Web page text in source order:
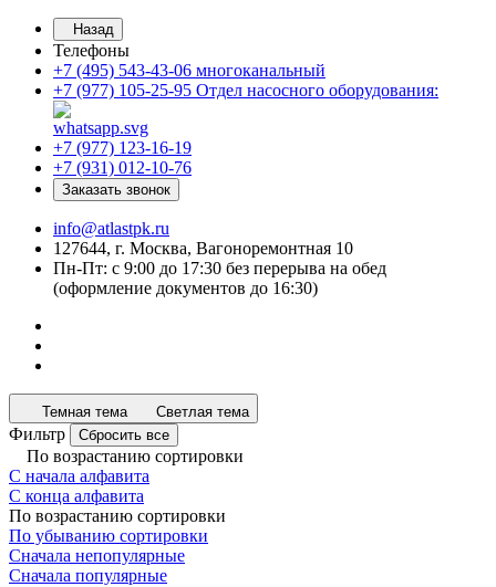
Назад
Телефоны
+7 (495) 543-43-06 многоканальный
+7 (977) 105-25-95 Отдел насосного оборудования:
+7 (977) 123-16-19
+7 (931) 012-10-76
Заказать звонок
info@atlastpk.ru
127644, г. Москва, Вагоноремонтная 10
Пн-Пт: с 9:00 до 17:30 без перерыва на обед
(оформление документов до 16:30)
Темная тема Светлая тема
Фильтр Сбросить все
По возрастанию сортировки
С начала алфавита
С конца алфавита
По возрастанию сортировки
По убыванию сортировки
Сначала непопулярные
Сначала популярные